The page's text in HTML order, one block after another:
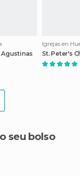
Agustinas
Igrejas en
St. Peter's
seu bolso